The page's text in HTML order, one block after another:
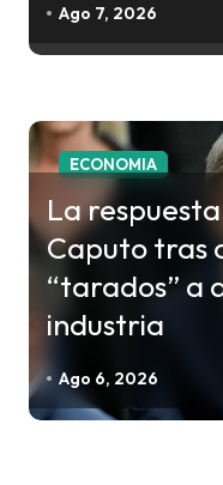
e
r
a
d
Ago 7, 2026
ECONOMIA
La
Caputo tras
“tarados” a
industria
Ago 6, 2026